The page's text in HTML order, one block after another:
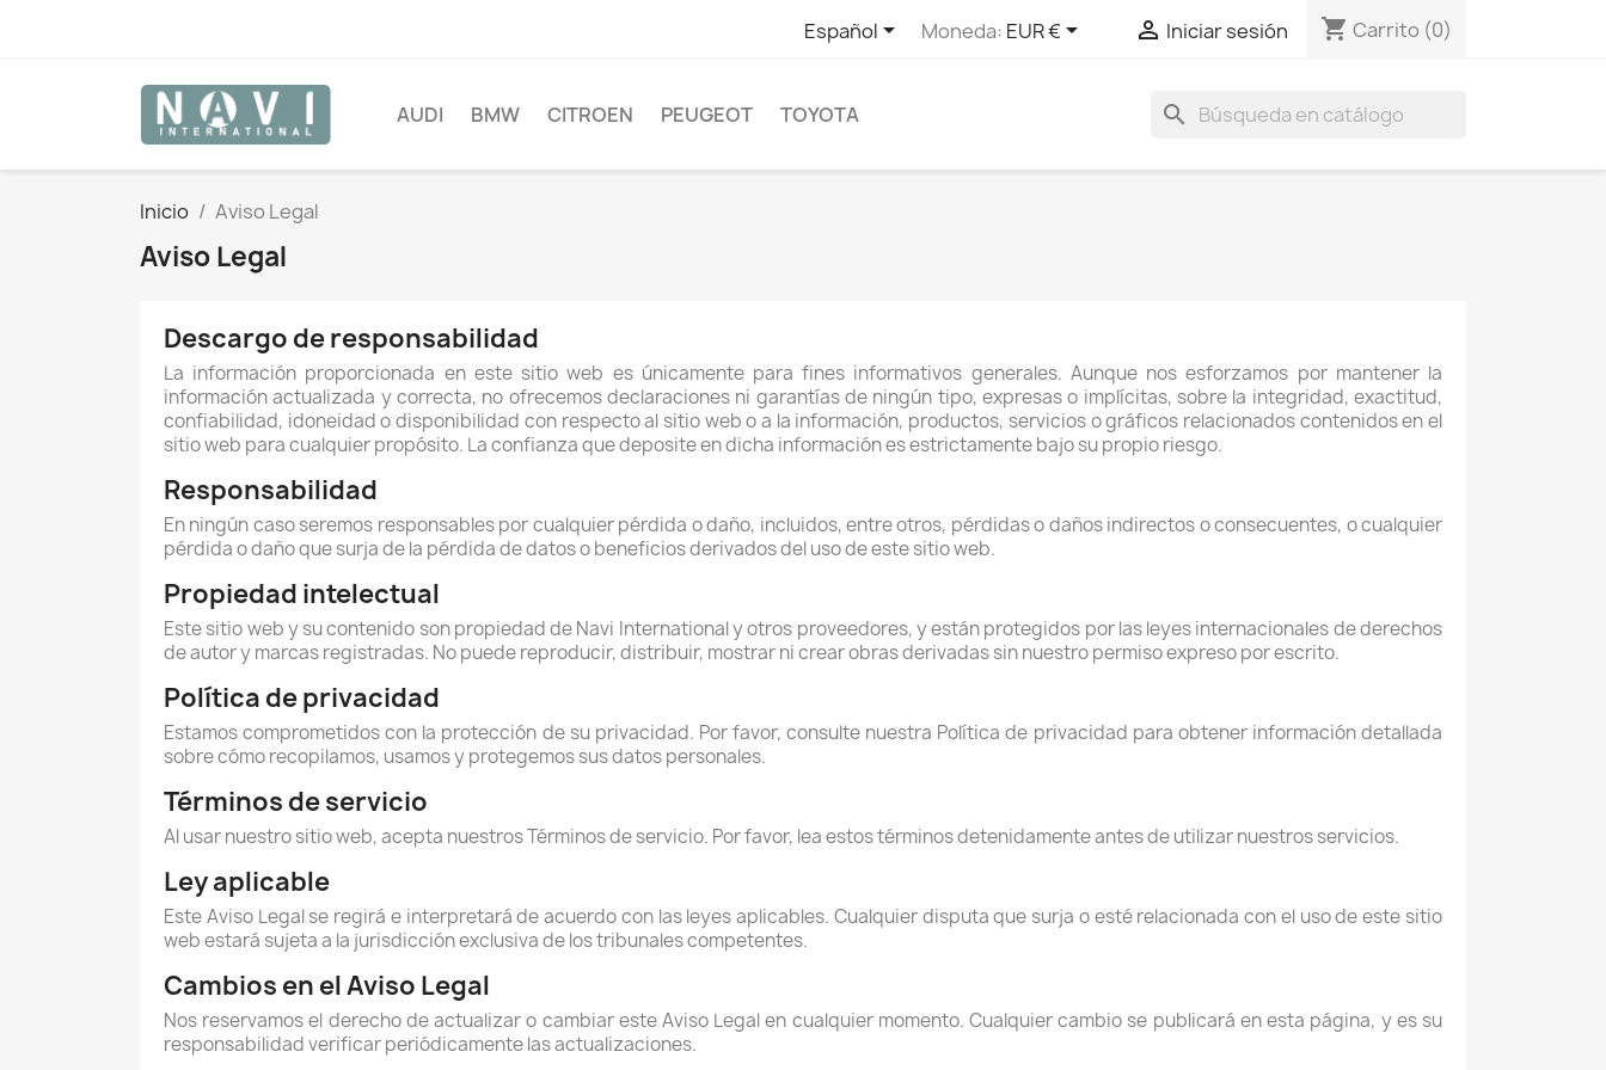
Español Moneda: EUR €  Iniciar sesión shopping_cart Carrito (0)
search
AUDI BMW CITROEN PEUGEOT TOYOTA
Inicio Aviso Legal
Aviso Legal
Descargo de responsabilidad
La información proporcionada en este sitio web es únicamente para fines informativos generales. Aunque nos esforzamos por mantener la
información actualizada y correcta, no ofrecemos declaraciones ni garantías de ningún tipo, expresas o implícitas, sobre la integridad, exactitud,
confiabilidad, idoneidad o disponibilidad con respecto al sitio web o a la información, productos, servicios o gráficos relacionados contenidos en el
sitio web para cualquier propósito. La confianza que deposite en dicha información es estrictamente bajo su propio riesgo.
Responsabilidad
En ningún caso seremos responsables por cualquier pérdida o daño, incluidos, entre otros, pérdidas o daños indirectos o consecuentes, o cualquier
pérdida o daño que surja de la pérdida de datos o beneficios derivados del uso de este sitio web.
Propiedad intelectual
Este sitio web y su contenido son propiedad de Navi International y otros proveedores, y están protegidos por las leyes internacionales de derechos
de autor y marcas registradas. No puede reproducir, distribuir, mostrar ni crear obras derivadas sin nuestro permiso expreso por escrito.
Política de privacidad
Estamos comprometidos con la protección de su privacidad. Por favor, consulte nuestra Política de privacidad para obtener información detallada
sobre cómo recopilamos, usamos y protegemos sus datos personales.
Términos de servicio
Al usar nuestro sitio web, acepta nuestros Términos de servicio. Por favor, lea estos términos detenidamente antes de utilizar nuestros servicios.
Ley aplicable
Este Aviso Legal se regirá e interpretará de acuerdo con las leyes aplicables. Cualquier disputa que surja o esté relacionada con el uso de este sitio
web estará sujeta a la jurisdicción exclusiva de los tribunales competentes.
Cambios en el Aviso Legal
Nos reservamos el derecho de actualizar o cambiar este Aviso Legal en cualquier momento. Cualquier cambio se publicará en esta página, y es su
responsabilidad verificar periódicamente las actualizaciones.